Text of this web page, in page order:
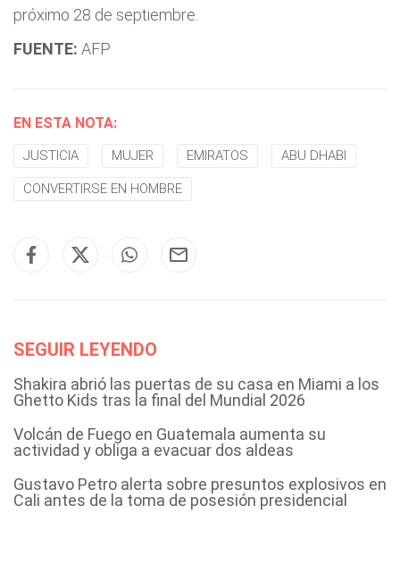
próximo 28 de septiembre.
FUENTE: AFP
EN ESTA NOTA:
JUSTICIA MUJER EMIRATOS ABU DHABI
CONVERTIRSE EN HOMBRE
SEGUIR LEYENDO
Shakira abrió las puertas de su casa en Miami a los
Ghetto Kids tras la final del Mundial 2026
Volcán de Fuego en Guatemala aumenta su
actividad y obliga a evacuar dos aldeas
Gustavo Petro alerta sobre presuntos explosivos en
Cali antes de la toma de posesión presidencial